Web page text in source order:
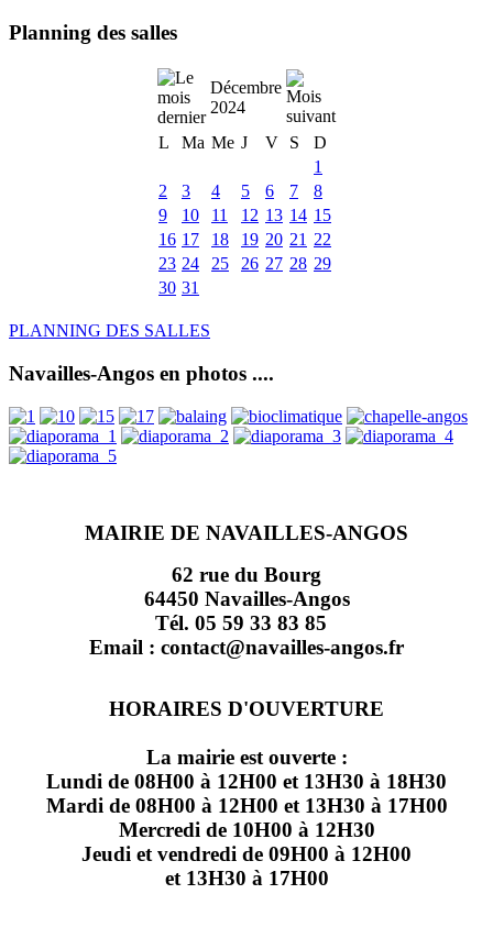
Planning des salles
Décembre
2024
L
Ma Me J V S
D
1
2
3 4 5 6 7
8
9
10 11 12 13 14 15
16 17 18 19 20 21 22
23 24 25 26 27 28 29
30 31
PLANNING DES SALLES
Navailles-Angos en photos ....
MAIRIE DE NAVAILLES-ANGOS
62 rue du Bourg
64450 Navailles-Angos
Tél. 05 59 33 83 85
Email : contact@navailles-angos.fr
HORAIRES D'OUVERTURE
La mairie est ouverte :
Lundi de 08H00 à 12H00 et 13H30 à 18H30
Mardi de 08H00 à 12H00 et 13H30 à 17H00
Mercredi de 10H00 à 12H30
Jeudi et vendredi de 09H00 à 12H00
et 13H30 à 17H00